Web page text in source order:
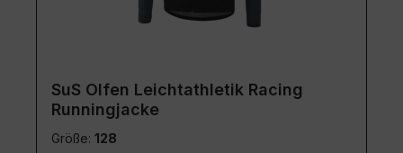
SuS Olfen Leichtathletik Racing
Runningjacke
Größe: 128